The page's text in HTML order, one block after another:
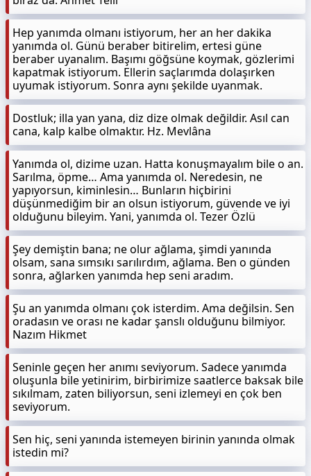
Hep yanımda olmanı istiyorum, her an her dakika
yanımda ol. Günü beraber bitirelim, ertesi güne
beraber uyanalım. Başımı göğsüne koymak, gözlerimi
kapatmak istiyorum. Ellerin saçlarımda dolaşırken
uyumak istiyorum. Sonra aynı şekilde uyanmak.
Dostluk; illa yan yana, diz dize olmak değildir. Asıl can
cana, kalp kalbe olmaktır. Hz. Mevlâna
Yanımda ol, dizime uzan. Hatta konuşmayalım bile o an.
Sarılma, öpme… Ama yanımda ol. Neredesin, ne
yapıyorsun, kiminlesin… Bunların hiçbirini
düşünmediğim bir an olsun istiyorum, güvende ve iyi
olduğunu bileyim. Yani, yanımda ol. Tezer Özlü
Şey demiştin bana; ne olur ağlama, şimdi yanında
olsam, sana sımsıkı sarılırdım, ağlama. Ben o günden
sonra, ağlarken yanımda hep seni aradım.
Şu an yanımda olmanı çok isterdim. Ama değilsin. Sen
oradasın ve orası ne kadar şanslı olduğunu bilmiyor.
Nazım Hikmet
Seninle geçen her anımı seviyorum. Sadece yanımda
oluşunla bile yetinirim, birbirimize saatlerce baksak bile
sıkılmam, zaten biliyorsun, seni izlemeyi en çok ben
seviyorum.
Sen hiç, seni yanında istemeyen birinin yanında olmak
istedin mi?